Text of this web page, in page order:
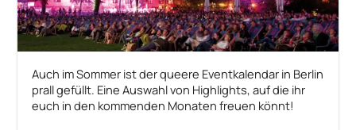
Auch im Sommer ist der queere Eventkalendar in Berlin
prall gefüllt. Eine Auswahl von Highlights, auf die ihr
euch in den kommenden Monaten freuen könnt!